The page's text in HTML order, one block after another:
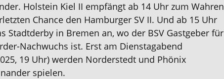
Holstein Kiel II empfängt ab 14 Uhr zum Wahren
Chance den Hamburger SV II. Und ab 15 Uhr
Stadtderby in Bremen an, wo der BSV Gastgeber für
Nachwuchs ist. Erst am Dienstagabend
19 Uhr) werden Norderstedt und Phönix
spielen.